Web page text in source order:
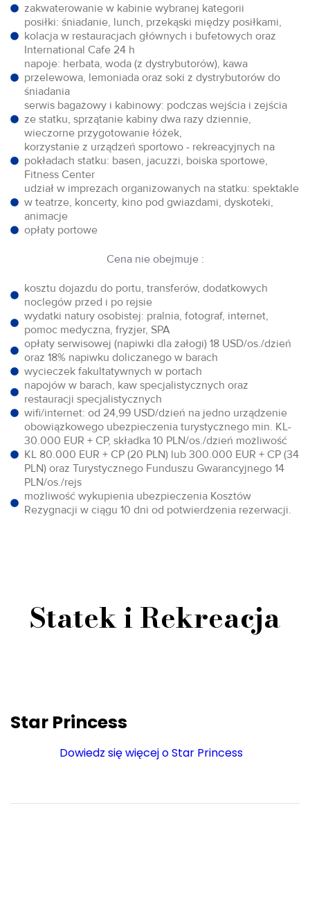
zakwaterowanie w kabinie wybranej kategorii
posiłki: śniadanie, lunch, przekąski między posiłkami,
kolacja w restauracjach głównych i bufetowych oraz
International Cafe 24 h
napoje: herbata, woda (z dystrybutorów), kawa
przelewowa, lemoniada oraz soki z dystrybutorów do
śniadania
serwis bagażowy i kabinowy: podczas wejścia i zejścia
ze statku, sprzątanie kabiny dwa razy dziennie,
wieczorne przygotowanie łóżek,
korzystanie z urządzeń sportowo - rekreacyjnych na
pokładach statku: basen, jacuzzi, boiska sportowe,
Fitness Center
udział w imprezach organizowanych na statku: spektakle
w teatrze, koncerty, kino pod gwiazdami, dyskoteki,
animacje
opłaty portowe
Cena nie obejmuje :
kosztu dojazdu do portu, transferów, dodatkowych
noclegów przed i po rejsie
wydatki natury osobistej: pralnia, fotograf, internet,
pomoc medyczna, fryzjer, SPA
opłaty serwisowej (napiwki dla załogi) 18 USD/os./dzień
oraz 18% napiwku doliczanego w barach
wycieczek fakultatywnych w portach
napojów w barach, kaw specjalistycznych oraz
restauracji specjalistycznych
wifi/internet: od 24,99 USD/dzień na jedno urządzenie
obowiązkowego ubezpieczenia turystycznego min. KL-
30.000 EUR + CP, składka 10 PLN/os./dzień możliwość
KL 80.000 EUR + CP (20 PLN) lub 300.000 EUR + CP (34
PLN) oraz Turystycznego Funduszu Gwarancyjnego 14
PLN/os./rejs
możliwość wykupienia ubezpieczenia Kosztów
Rezygnacji w ciągu 10 dni od potwierdzenia rezerwacji.
Statek i Rekreacja
Star Princess
Dowiedz się więcej o Star Princess